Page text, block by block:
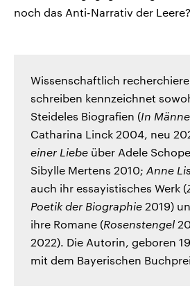
noch das Anti-Narrativ der Leere?
Wissenschaftlich
schreiben kennzeichnet
Steideles Biografien (In
Catharina Linck 2004, neu
einer Liebe über Adele
Sibylle Mertens 2010; Anne
auch ihr essayistisches Werk (
Poetik der Biographie 2019)
ihre Romane (Rosenstengel
2022). Die Autorin, geboren
mit dem Bayerischen